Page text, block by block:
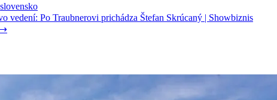
slovensko
vedení: Po Traubnerovi prichádza Štefan Skrúcaný | Showbiznis